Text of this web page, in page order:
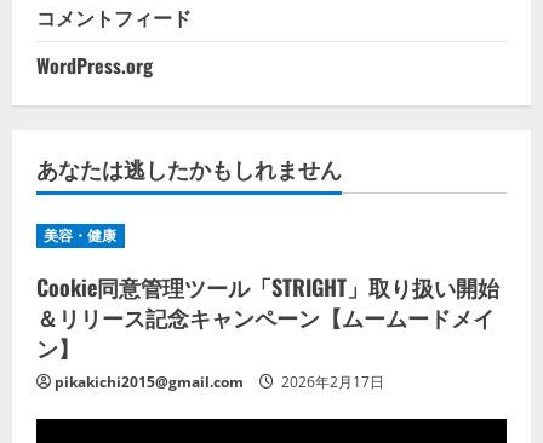
コメントフィード
WordPress.org
あなたは逃したかもしれません
美容・健康
Cookie同意管理ツール「STRIGHT」取り扱い開始
＆リリース記念キャンペーン【ムームードメイ
ン】
pikakichi2015@gmail.com 2026年2月17日